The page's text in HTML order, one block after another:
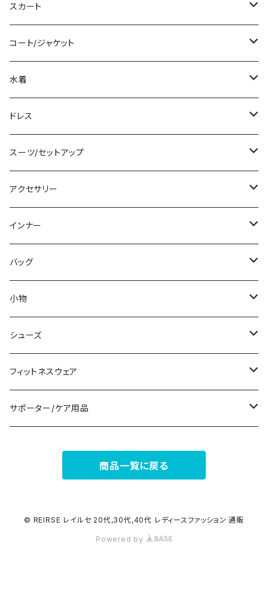
ロング/マキシ
袖付き
ノースリーブ
その他
チュニック
タンクトップ/キャミソール
シャツ/ブラウス
ベアトップ/チューブトップ
カーディガン/ボレロ
ニット/セーター
パーカー
スウェット/トレーナー
その他
ショート丈
クロップド丈
ロング丈
デニム
レギンス
その他
オールインワン
スカート
ミニ/ショート
ミディアム/ミモレ
ロング
その他
コート/ジャケット
コート
ジャケット
その他
水着
タンキニ
バンドゥビキニ
ワンピース
ラッシュガード
その他
ドレス
ミニ/ショート
ミディアム/ミモレ
ロング/マキシ
袖付き
ノースリーブ
パンツドレス
ナイトドレス
その他
スーツ/セットアップ
パンツスーツ
スカートスーツ
その他
アクセサリー
ネックレス
ブレスレット
ピアス
コサージュ
リング
その他
インナー
ブラ/ブラトップ/ベアトップ
ショーツ
タンクトップ/キャミソール
半袖/5分
7分/長袖
ペチコート/ペチパンツ
その他
バッグ
サブバッグ
クラッチバッグ
トートバッグ
ショルダーバッグ
カジュアルバッグ
バックパック
小物
マフラー/スカーフ/ストール
財布
アクセサリーケース
シューズ
スニーカー
ブーツ
その他
フィットネスウェア
セット販売
タイツ
サポーター/ケア用品
商品一覧に戻る
© REIRSE レイルセ 20代,30代,40代 レディースファッション 通販
Powered by